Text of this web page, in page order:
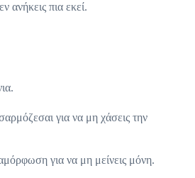
ανήκεις πια εκεί.
για να μη χάσεις την
για να μη μείνεις μόνη.